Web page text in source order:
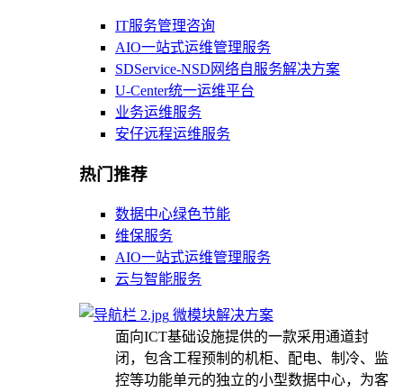
IT服务管理咨询
AIO一站式运维管理服务
SDService-NSD网络自服务解决方案
U-Center统一运维平台
业务运维服务
安仔远程运维服务
热门推荐
数据中心绿色节能
维保服务
AIO一站式运维管理服务
云与智能服务
微模块解决方案
面向ICT基础设施提供的一款采用通道封
闭，包含工程预制的机柜、配电、制冷、监
控等功能单元的独立的小型数据中心，为客